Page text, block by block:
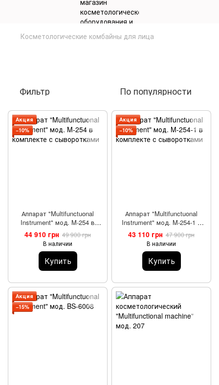
Косметологические комбайны для лица
Фильтр По популярности
Акция
−10%
Аппарат "Multifunctuonal
Instrument" мод. M-254 в
комплекте с сыворотками
44 910 грн 49 900 грн
В наличии
Купить
Акция
−10%
Аппарат "Multifunctuonal
Instrument" мод. M-254-1 в
комплекте с сыворотками
43 110 грн 47 900 грн
В наличии
Купить
Акция
−15%